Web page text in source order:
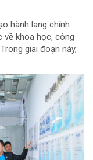
hành lang chính
khoa học, công
giai đoạn này,